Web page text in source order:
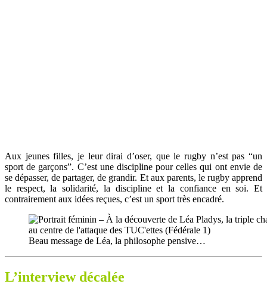
Aux jeunes filles, je leur dirai d’oser, que le rugby n’est pas “un
sport de garçons”. C’est une discipline pour celles qui ont envie de
se dépasser, de partager, de grandir. Et aux parents, le rugby apprend
le respect, la solidarité, la discipline et la confiance en soi. Et
contrairement aux idées reçues, c’est un sport très encadré.
Beau message de Léa, la philosophe pensive…
L’interview décalée